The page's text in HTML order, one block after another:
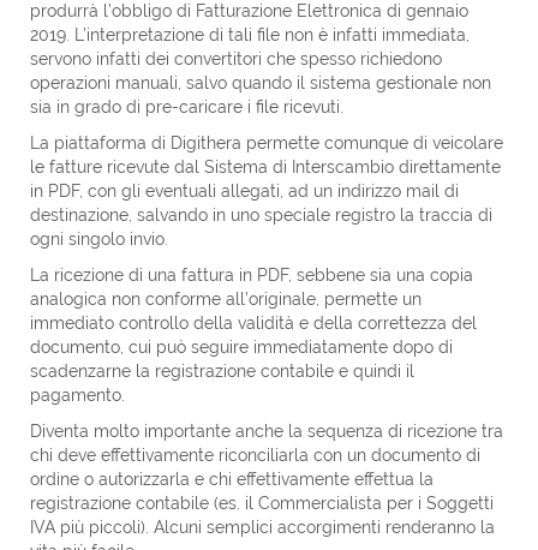
produrrà l’obbligo di Fatturazione Elettronica di gennaio
2019. L’interpretazione di tali file non è infatti immediata,
servono infatti dei convertitori che spesso richiedono
operazioni manuali, salvo quando il sistema gestionale non
sia in grado di pre-caricare i file ricevuti.
La piattaforma di Digithera permette comunque di veicolare
le fatture ricevute dal Sistema di Interscambio direttamente
in PDF, con gli eventuali allegati, ad un indirizzo mail di
destinazione, salvando in uno speciale registro la traccia di
ogni singolo invio.
La ricezione di una fattura in PDF, sebbene sia una copia
analogica non conforme all’originale, permette un
immediato controllo della validità e della correttezza del
documento, cui può seguire immediatamente dopo di
scadenzarne la registrazione contabile e quindi il
pagamento.
Diventa molto importante anche la sequenza di ricezione tra
chi deve effettivamente riconciliarla con un documento di
ordine o autorizzarla e chi effettivamente effettua la
registrazione contabile (es. il Commercialista per i Soggetti
IVA più piccoli). Alcuni semplici accorgimenti renderanno la